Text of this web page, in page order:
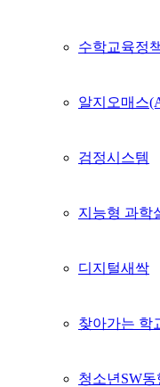
수학교육정
알지오매스
검정시스템
지능형 과학
디지털새싹
찾아가는 학
청소년SW